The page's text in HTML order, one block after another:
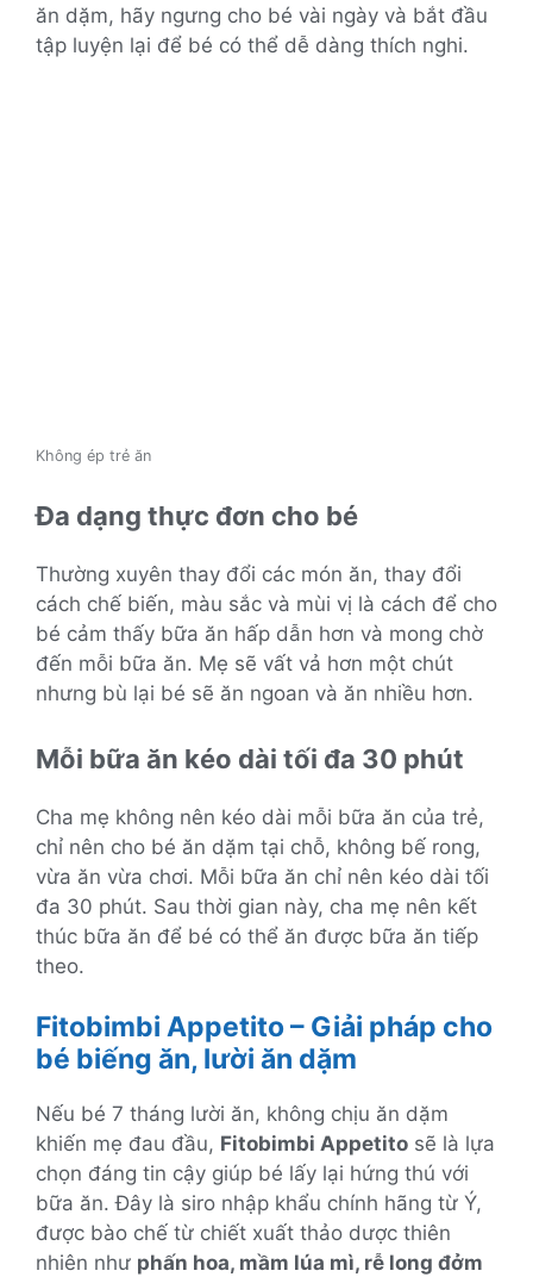
ăn dặm, hãy ngưng cho bé vài ngày và bắt đầu
tập luyện lại để bé có thể dễ dàng thích nghi.
Không ép trẻ ăn
Đa dạng thực đơn cho bé
Thường xuyên thay đổi các món ăn, thay đổi
cách chế biến, màu sắc và mùi vị là cách để cho
bé cảm thấy bữa ăn hấp dẫn hơn và mong chờ
đến mỗi bữa ăn. Mẹ sẽ vất vả hơn một chút
nhưng bù lại bé sẽ ăn ngoan và ăn nhiều hơn.
Mỗi bữa ăn kéo dài tối đa 30 phút
Cha mẹ không nên kéo dài mỗi bữa ăn của trẻ,
chỉ nên cho bé ăn dặm tại chỗ, không bế rong,
vừa ăn vừa chơi. Mỗi bữa ăn chỉ nên kéo dài tối
đa 30 phút. Sau thời gian này, cha mẹ nên kết
thúc bữa ăn để bé có thể ăn được bữa ăn tiếp
theo.
Fitobimbi Appetito – Giải pháp cho
bé biếng ăn, lười ăn dặm
Nếu bé 7 tháng lười ăn, không chịu ăn dặm
khiến mẹ đau đầu, Fitobimbi Appetito sẽ là lựa
chọn đáng tin cậy giúp bé lấy lại hứng thú với
bữa ăn. Đây là siro nhập khẩu chính hãng từ Ý,
được bào chế từ chiết xuất thảo dược thiên
nhiên như phấn hoa, mầm lúa mì, rễ long đởm